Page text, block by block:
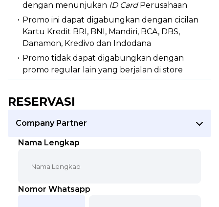
dengan menunjukan ID CardPerusahaan
Promo ini dapat digabungkan dengan cicilan
Kartu Kredit BRI, BNI, Mandiri, BCA, DBS,
Danamon, Kredivo dan Indodana
Promo tidak dapat digabungkan dengan
promo regular lain yang berjalan di store
RESERVASI
Company Partner
Nama Lengkap
Nomor Whatsapp